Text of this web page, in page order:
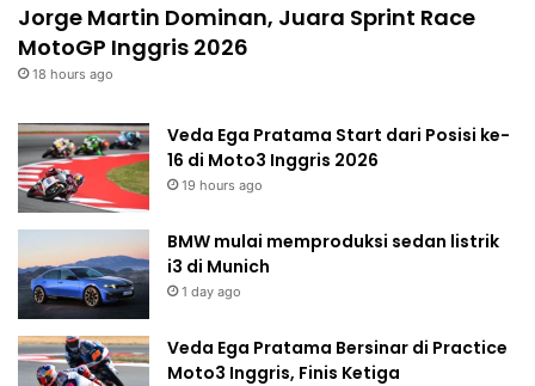
Jorge Martin Dominan, Juara Sprint Race
MotoGP Inggris 2026
18 hours ago
Veda Ega Pratama Start dari Posisi ke-
16 di Moto3 Inggris 2026
19 hours ago
BMW mulai memproduksi sedan listrik
i3 di Munich
1 day ago
Veda Ega Pratama Bersinar di Practice
Moto3 Inggris, Finis Ketiga